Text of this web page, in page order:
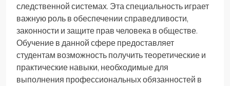
следственной системах. Эта специальность играет
важную роль в обеспечении справедливости,
законности и защите прав человека в обществе.
Обучение в данной сфере предоставляет
студентам возможность получить теоретические и
практические навыки, необходимые для
выполнения профессиональных обязанностей в